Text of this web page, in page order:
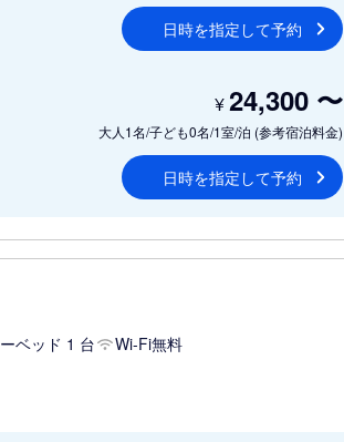
日時を指定して予約
大人1名/子ども0名/1室/泊 (参考宿泊料金)
¥24,300 〜
日時を指定して予約
ベッド 1 台 Wi-Fi無料